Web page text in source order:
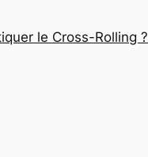
le Cross-Rolling ?